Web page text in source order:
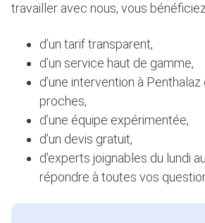
travailler avec nous, vous
d’un tarif transparent,
d’un service haut de gamme,
d’une intervention à
proches,
d’une équipe expérimentée,
d’un devis gratuit,
d’experts joignables du lundi
répondre à toutes vos